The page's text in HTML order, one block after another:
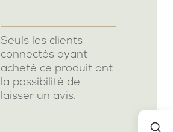
Seuls les clients
connectés ayant
acheté ce produit ont
la possibilité de
laisser un avis.